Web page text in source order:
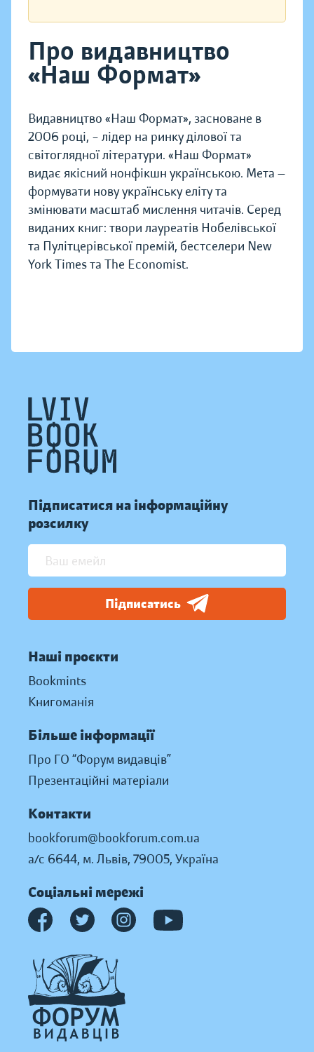
Про видавництво
«Наш Формат»
Видавництво «Наш Формат», засноване в
2006 році, – лідер на ринку ділової та
світоглядної літератури. «Наш Формат»
видає якісний нонфікшн українською. Мета —
формувати нову українську еліту та
змінювати масштаб мислення читачів. Серед
виданих книг: твори лауреатів Нобелівської
та Пулітцерівської премій, бестселери New
York Times та The Economist.
Підписатися на інформаційну
розсилку
Підписатись
Наші проєкти
Bookmints
Книгоманія
Більше інформації
Про ГО “Форум видавців”
Презентаційні матеріали
Контакти
bookforum@bookforum.com.ua
а/с 6644, м. Львів, 79005, Україна
Соціальні мережі